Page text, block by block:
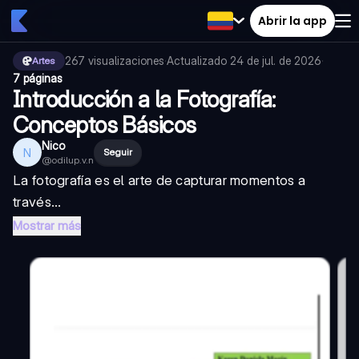
Abrir la app
Artes 267 visualizaciones·Actualizado 24 de jul. de 2026·
7 páginas
Introducción a la Fotografía:
Conceptos Básicos
N Nico
@odilup.v.n
Seguir
La fotografía es el arte de capturar momentos a
través...
Mostrar más